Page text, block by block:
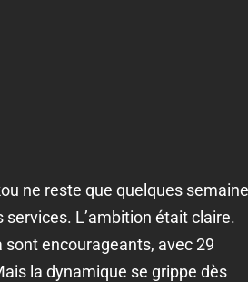
ne reste que quelques
services. L’ambition était claire.
encourageants, avec 29
la dynamique se grippe dès